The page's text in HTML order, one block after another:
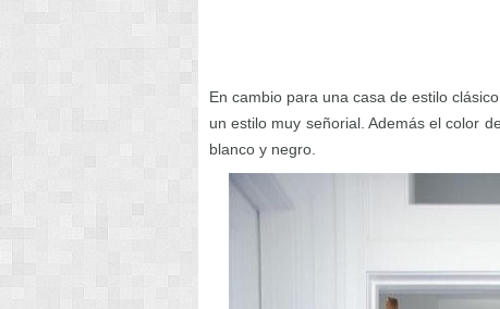
En cambio para una casa de estilo
un estilo muy señorial. Además el color
blanco y negro.